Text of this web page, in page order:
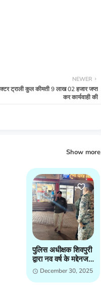
NEWER
ट्राली कुल कीमती 9 लाख 02 हजार जप्त
कर कार्यवाही की
Show more
पुलिस अधीक्षक शिवपुरी
द्वारा नव वर्ष के मद्देनजर
मय फोर्स के शहर मे
भ्रमण कर कानून
December 30, 2025